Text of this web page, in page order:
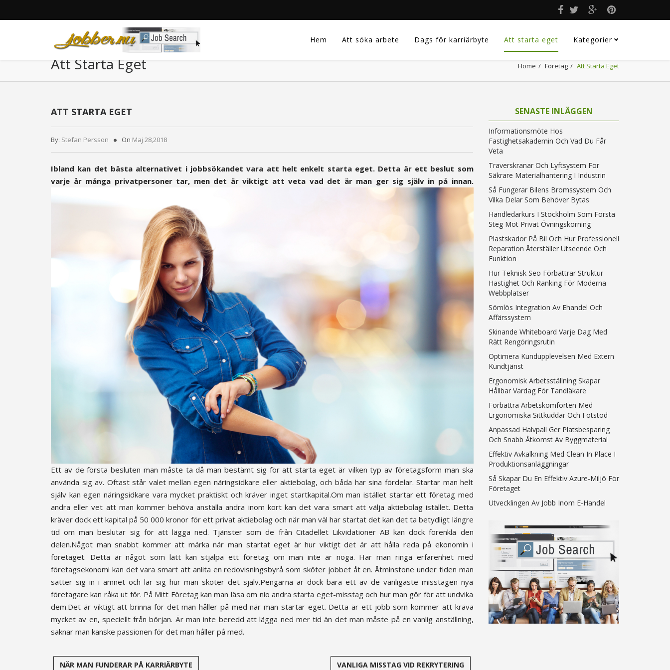
Hem Att söka arbete Dags för karriärbyte Att starta eget Kategorier
Att Starta Eget Home Företag Att Starta Eget
ATT STARTA EGET
By: Stefan Persson On Maj 28,2018
Ibland kan det bästa alternativet i jobbsökandet vara att helt enkelt starta eget. Detta är ett beslut som
varje år många privatpersoner tar, men det är viktigt att veta vad det är man ger sig själv in på innan.
Ett av de första besluten man måste ta då man bestämt sig för att starta eget är vilken typ av företagsform man ska
använda sig av. Oftast står valet mellan egen näringsidkare eller aktiebolag, och båda har sina fördelar. Startar man helt
själv kan egen näringsidkare vara mycket praktiskt och kräver inget startkapital.Om man istället startar ett företag med
andra eller vet att man kommer behöva anställa andra inom kort kan det vara smart att välja aktiebolag istället. Detta
kräver dock ett kapital på 50 000 kronor för ett privat aktiebolag och när man väl har startat det kan det ta betydligt längre
tid om man beslutar sig för att lägga ned. Tjänster som de från Citadellet Likvidationer AB kan dock förenkla den
delen.Något man snabbt kommer att märka när man startat eget är hur viktigt det är att hålla reda på ekonomin i
företaget. Detta är något som lätt kan stjälpa ett företag om man inte är noga. Har man ringa erfarenhet med
företagsekonomi kan det vara smart att anlita en redovisningsbyrå som sköter jobbet åt en. Åtminstone under tiden man
sätter sig in i ämnet och lär sig hur man sköter det själv.Pengarna är dock bara ett av de vanligaste misstagen nya
företagare kan råka ut för. På Mitt Företag kan man läsa om nio andra starta eget-misstag och hur man gör för att undvika
dem.Det är viktigt att brinna för det man håller på med när man startar eget. Detta är ett jobb som kommer att kräva
mycket av en, speciellt från början. Är man inte beredd att lägga ned mer tid än det man måste på en vanlig anställning,
saknar man kanske passionen för det man håller på med.
NÄR MAN FUNDERAR PÅ KARRIÄRBYTE VANLIGA MISSTAG VID REKRYTERING
SENASTE INLÄGGEN
Informationsmöte Hos
Fastighetsakademin Och Vad Du Får
Veta
Traverskranar Och Lyftsystem För
Säkrare Materialhantering I Industrin
Så Fungerar Bilens Bromssystem Och
Vilka Delar Som Behöver Bytas
Handledarkurs I Stockholm Som Första
Steg Mot Privat Övningskörning
Plastskador På Bil Och Hur Professionell
Reparation Återställer Utseende Och
Funktion
Hur Teknisk Seo Förbättrar Struktur
Hastighet Och Ranking För Moderna
Webbplatser
Sömlös Integration Av Ehandel Och
Affärssystem
Skinande Whiteboard Varje Dag Med
Rätt Rengöringsrutin
Optimera Kundupplevelsen Med Extern
Kundtjänst
Ergonomisk Arbetsställning Skapar
Hållbar Vardag För Tandläkare
Förbättra Arbetskomforten Med
Ergonomiska Sittkuddar Och Fotstöd
Anpassad Halvpall Ger Platsbesparing
Och Snabb Åtkomst Av Byggmaterial
Effektiv Avkalkning Med Clean In Place I
Produktionsanläggningar
Så Skapar Du En Effektiv Azure-Miljö För
Företaget
Utvecklingen Av Jobb Inom E-Handel